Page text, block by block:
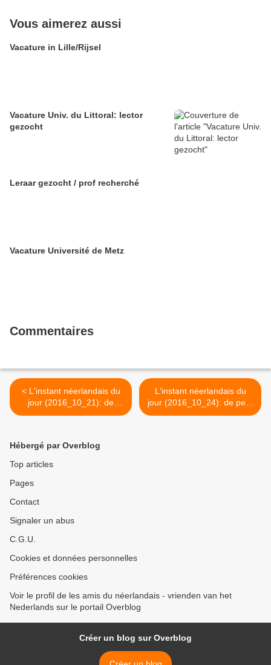
Vous aimerez aussi
Vacature in Lille/Rijsel
Vacature Univ. du Littoral: lector
gezocht
Leraar gezocht / prof recherché
Vacature Université de Metz
Commentaires
< L'instant néerlandais du
jour (2016_10_21): de
Koninklijke Marechaussee
L'instant néerlandais du
jour (2016_10_24): de pers
>
Hébergé par Overblog
Top articles
Pages
Contact
Signaler un abus
C.G.U.
Cookies et données personnelles
Préférences cookies
Voir le profil de les amis du néerlandais - vrienden van het
Nederlands sur le portail Overblog
Créer un blog sur Overblog